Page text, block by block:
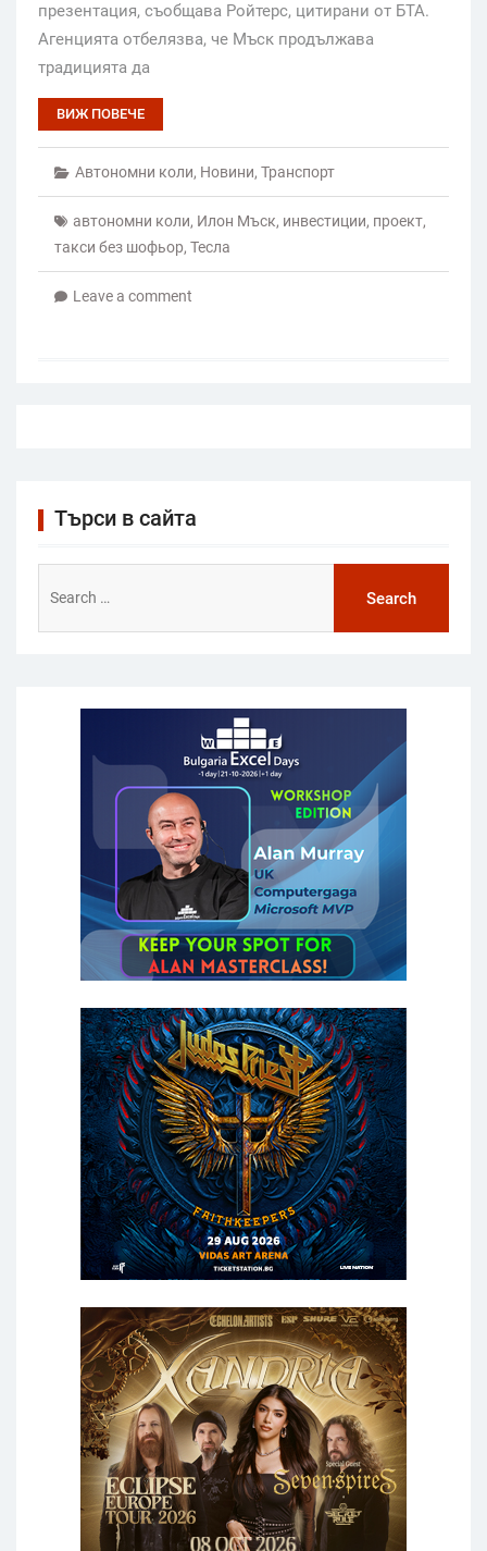
презентация, съобщава Ройтерс, цитирани от БТА.
Агенцията отбелязва, че Мъск продължава
традицията да
ВИЖ ПОВЕЧЕ
Автономни коли, Новини, Транспорт
автономни коли, Илон Мъск, инвестиции, проект,
такси без шофьор, Тесла
Leave a comment
Търси в сайта
for: